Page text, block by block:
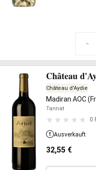
-
Château
Château d'Aydie
Madiran AOC
Tannat
0
Ausverkauft
32,55 €